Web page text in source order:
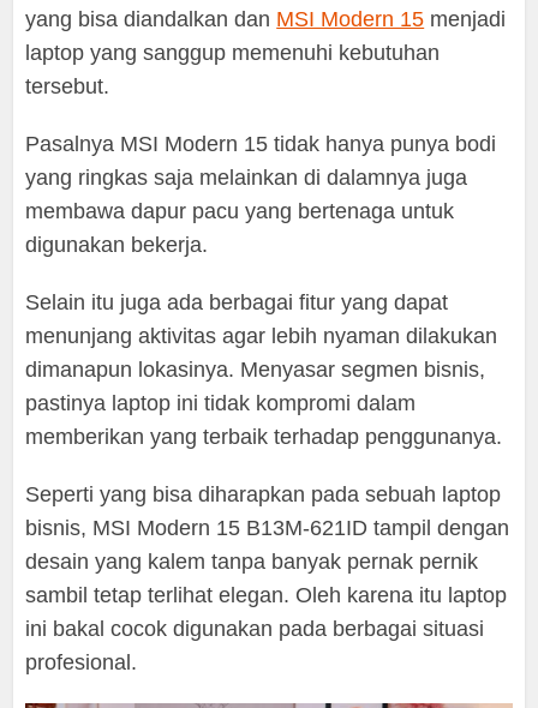
yang bisa diandalkan dan MSI Modern 15 menjadi
laptop yang sanggup memenuhi kebutuhan
tersebut.
Pasalnya MSI Modern 15 tidak hanya punya bodi
yang ringkas saja melainkan di dalamnya juga
membawa dapur pacu yang bertenaga untuk
digunakan bekerja.
Selain itu juga ada berbagai fitur yang dapat
menunjang aktivitas agar lebih nyaman dilakukan
dimanapun lokasinya. Menyasar segmen bisnis,
pastinya laptop ini tidak kompromi dalam
memberikan yang terbaik terhadap penggunanya.
Seperti yang bisa diharapkan pada sebuah laptop
bisnis, MSI Modern 15 B13M-621ID tampil dengan
desain yang kalem tanpa banyak pernak pernik
sambil tetap terlihat elegan. Oleh karena itu laptop
ini bakal cocok digunakan pada berbagai situasi
profesional.